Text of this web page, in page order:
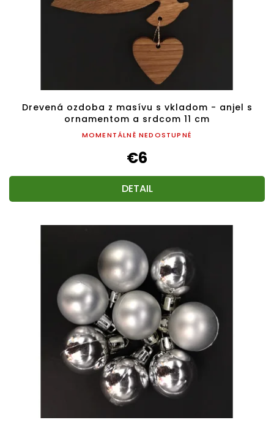
Drevená ozdoba z masívu s vkladom - anjel s
ornamentom a srdcom 11 cm
MOMENTÁLNĚ NEDOSTUPNÉ
€6
DETAIL